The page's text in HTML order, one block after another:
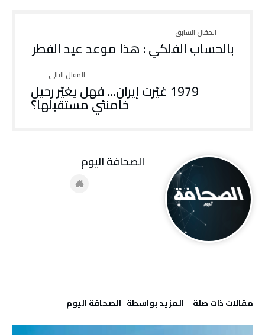
بالحساب الفلكي : هذا موعد عيد الفطر
1979 غيّرت إيران… فهل يغيّر رحيل
خامنئي مستقبلها؟
‫مقالات ذات صلة‬ ‫‫المزيد بواسطة‬ ‬ ‭ ‬الصحافة‭ ‬اليوم